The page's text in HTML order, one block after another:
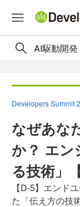
AI駆動開発
Developers Summit
なぜあな
か？ エン
る技術」
【D-5】エンド
た「伝え方の技術